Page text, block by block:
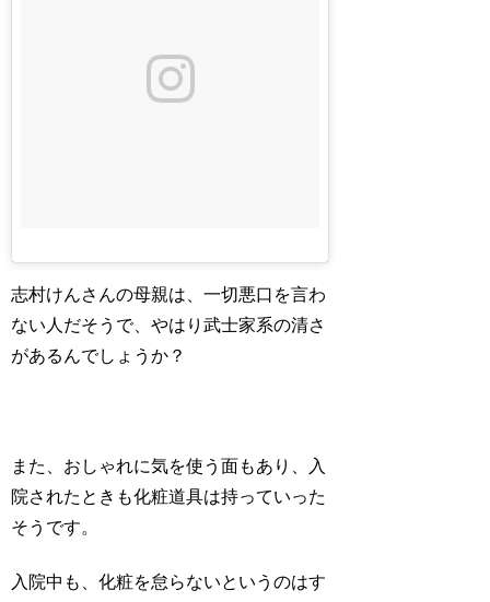
志村けんさんの母親は、一切悪口を言わ
ない人だそうで、やはり武士家系の清さ
があるんでしょうか？
また、おしゃれに気を使う面もあり、入
院されたときも化粧道具は持っていった
そうです。
入院中も、化粧を怠らないというのはす